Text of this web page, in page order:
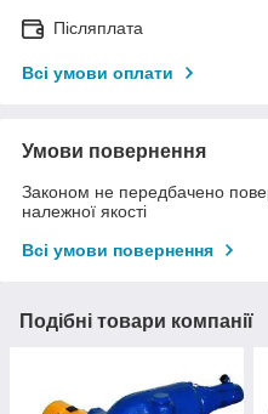
Післяплата
Всі умови оплати
Умови повернення
Законом не передбачено
належної якості
Всі умови повернення
Подібні товари компанії